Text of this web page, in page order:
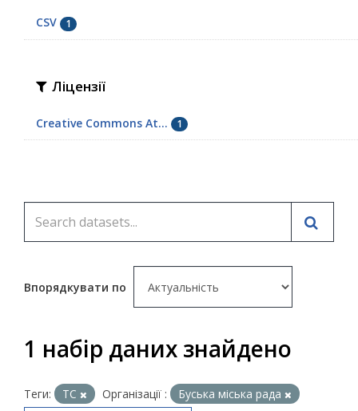
CSV 1
Ліцензії
Creative Commons At... 1
Впорядкувати по
1 набір даних знайдено
Теги: ТС Організації :
Буська міська рада